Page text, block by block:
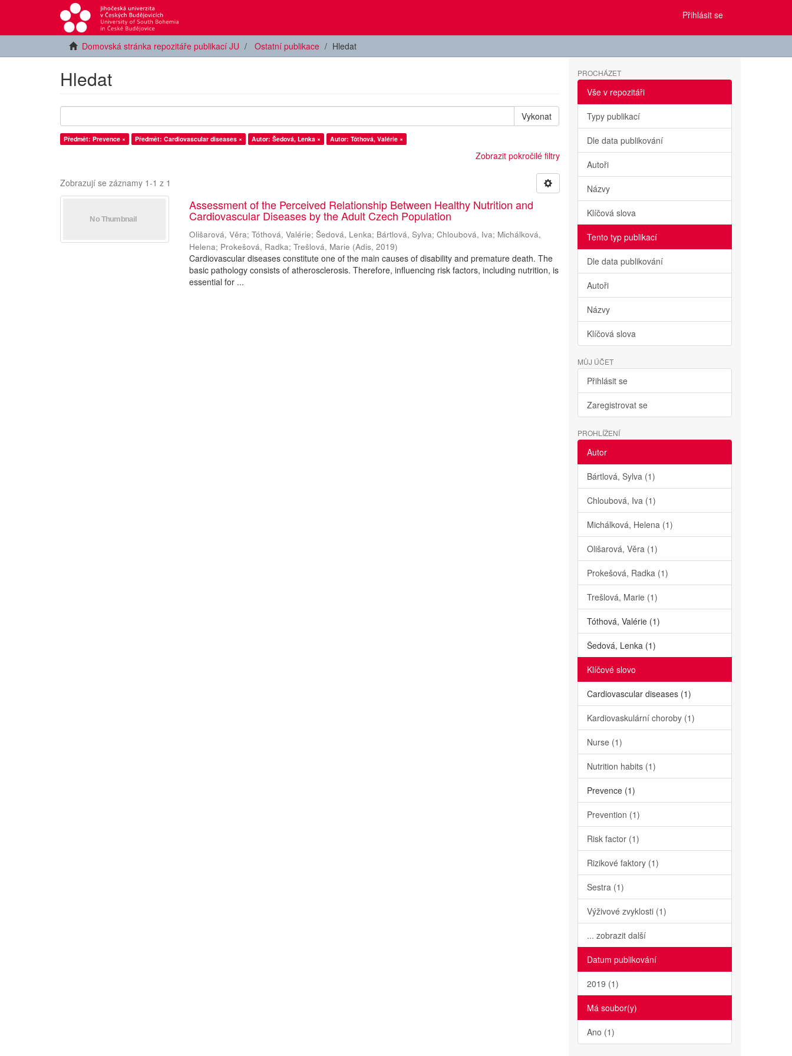
Přihlásit se
Domovská stránka repozitáře publikací JU Ostatní publikace Hledat
Hledat
Vykonat
Předmět: Prevence × Předmět: Cardiovascular diseases × Autor: Šedová, Lenka × Autor: Tóthová, Valérie ×
Zobrazit pokročilé filtry
Zobrazují se záznamy 1-1 z 1
Assessment of the Perceived Relationship Between Healthy Nutrition and
Cardiovascular Diseases by the Adult Czech Population
Olišarová, Věra;Tóthová, Valérie;Šedová, Lenka; Bártlová, Sylva;Chloubová, Iva; Michálková,
Helena; Prokešová, Radka;Trešlová, Marie (Adis,2019)
Cardiovascular diseases constitute one of the main causes of disability and premature death. The
basic pathology consists of atherosclerosis. Therefore, influencing risk factors, including nutrition, is
essential for ...
PROCHÁZET
Vše v repozitáři
Typy publikací
Dle data publikování
Autoři
Názvy
Klíčová slova
Tento typ publikací
Dle data publikování
Autoři
Názvy
Klíčová slova
MŮJ ÚČET
Přihlásit se
Zaregistrovat se
PROHLÍŽENÍ
Autor
Bártlová, Sylva (1)
Chloubová, Iva (1)
Michálková, Helena (1)
Olišarová, Věra (1)
Prokešová, Radka (1)
Trešlová, Marie (1)
Tóthová, Valérie (1)
Šedová, Lenka (1)
Klíčové slovo
Cardiovascular diseases (1)
Kardiovaskulární choroby (1)
Nurse (1)
Nutrition habits (1)
Prevence (1)
Prevention (1)
Risk factor (1)
Rizikové faktory (1)
Sestra (1)
Výživové zvyklosti (1)
... zobrazit další
Datum publikování
2019 (1)
Má soubor(y)
Ano (1)